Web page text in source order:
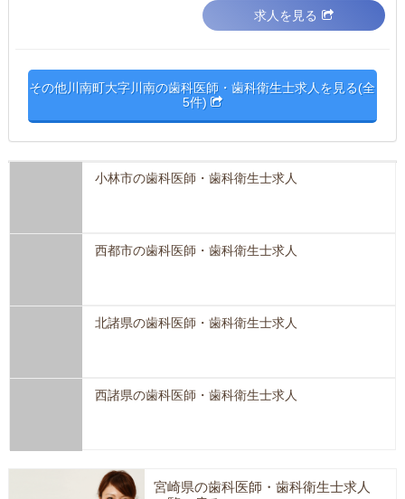
求人を見る
その他川南町大字川南の歯科医師・歯科衛生士求人を見る(全
5件)
小林市の歯科医師・歯科衛生士求人
西都市の歯科医師・歯科衛生士求人
北諸県の歯科医師・歯科衛生士求人
西諸県の歯科医師・歯科衛生士求人
宮崎県の歯科医師・歯科衛生士求人